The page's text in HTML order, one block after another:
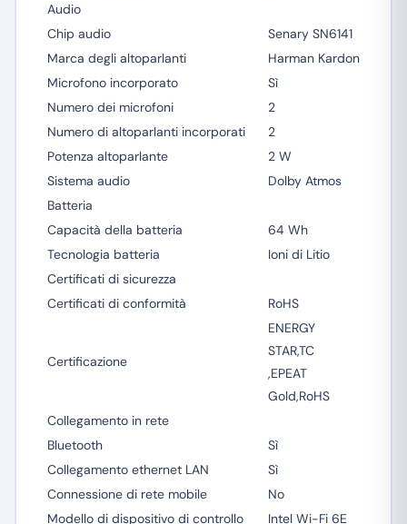
Audio
Chip audio
Senary SN6141
Marca degli altoparlanti
Harman Kardon
Microfono incorporato
Sì
Numero dei microfoni
2
Numero di altoparlanti incorporati
2
Potenza altoparlante
2 W
Sistema audio
Dolby Atmos
Batteria
Capacità della batteria
64 Wh
Tecnologia batteria
Ioni di Litio
Certificati di sicurezza
Certificati di conformità
RoHS
Certificazione
ENERGY
STAR,TC
,EPEAT
Gold,RoHS
Collegamento in rete
Bluetooth
Sì
Collegamento ethernet LAN
Sì
Connessione di rete mobile
No
Modello di dispositivo di controllo
Intel Wi-Fi 6E